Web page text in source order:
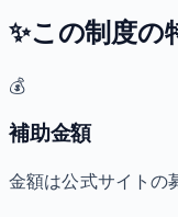
✨この制度の
💰
補助金額
金額は公式サイトの